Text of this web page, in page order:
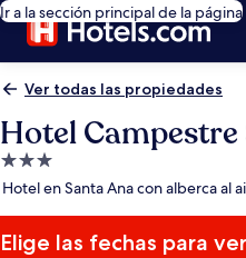
Ir a la sección principal de la página
Ver todas las propiedades
Hotel
Propiedad
de
estrellas
Hotel en Santa Ana con alberca al
Elige las fechas para